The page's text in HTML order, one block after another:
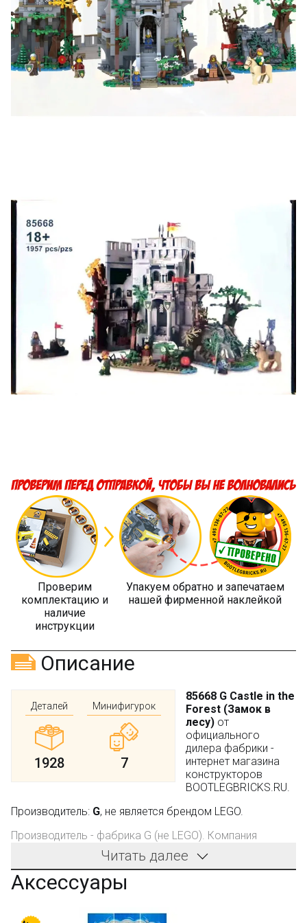
Проверим
комплектацию и
наличие
инструкции
Упакуем обратно и запечатаем
нашей фирменной наклейкой
Описание
Деталей
1928
Минифигурок
7
85668 G Castle in the
Forest (Замок в
лесу) от
официального
дилера фабрики -
интернет магазина
конструкторов
BOOTLEGBRICKS.RU.
Производитель: G, не является брендом LEGO.
Производитель - фабрика G (не LEGO). Компания
производит качественные конструкторы. Детали имеют
универсальные размеры и совместимы с
конструкторами других оригинальных брендов.
Читать далее
Аксессуары